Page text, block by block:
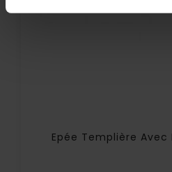
Epée Templière